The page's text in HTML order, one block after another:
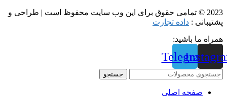
2023 © تمامی حقوق برای این وب سایت محفوظ است | طراحی و
پشتیبانی : داده تجارت
همراه ما باشید:
Telegram
جستجو
صفحه اصلی